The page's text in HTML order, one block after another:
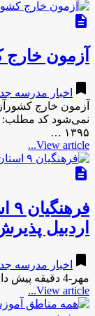
description
آزمون خارج
bookmark اخبار مدرسه
آزمون خارج
۱۳۹۵ …
View article...
description
اردبیل
bookmark اخبار مدرسه
مهر-4 دقیقه پیش دانلود سریال و آهنگ ابزار رسانه
View article...